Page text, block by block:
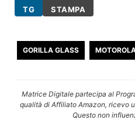
TG STAMPA
GORILLA GLASS
Matrice Digitale partecipa al
qualità di Affiliato Amazon, ricevo
Questo non